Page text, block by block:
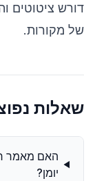
של מקורות.
שאלות
האם מאמר
יומן?